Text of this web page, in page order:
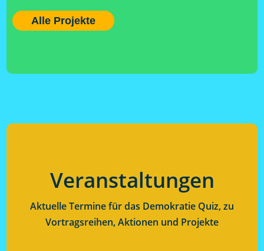
Alle Projekte
Veranstaltungen
Aktuelle Termine für das Demokratie Quiz, zu
Vortragsreihen, Aktionen und Projekte